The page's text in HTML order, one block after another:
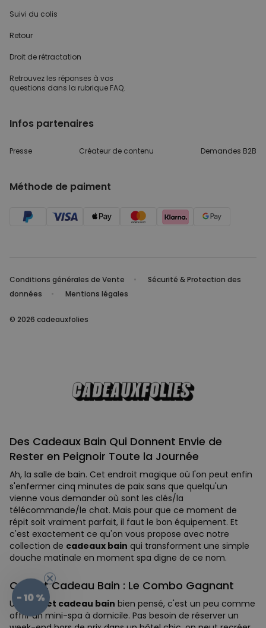
Suivi du colis
Retour
Droit de rétractation
Retrouvez les réponses à vos
questions dans la rubrique FAQ.
Infos partenaires
Presse Créateur de contenu Demandes B2B
Méthode de paiment
Conditions générales de Vente
Sécurité & Protection des
données
Mentions légales
© 2026 cadeauxfolies
Des Cadeaux Bain Qui Donnent Envie de
Rester en Peignoir Toute la Journée
Ah, la salle de bain. Cet endroit magique où l'on peut enfin
s'enfermer cinq minutes de paix sans que quelqu'un
vienne vous demander où sont les clés/la
télécommande/le chat. Mais pour que ce moment de
répit soit vraiment parfait, il faut le bon équipement. Et
c'est exactement ce qu'on vous propose avec notre
collection de cadeaux bain qui transforment une simple
douche matinale en moment spa digne de ce nom.
Coffret Cadeau Bain : Le Combo Gagnant
Un coffret cadeau bain bien pensé, c'est un peu comme
offrir un mini-spa à domicile. Pas besoin de réserver un
- 10 %